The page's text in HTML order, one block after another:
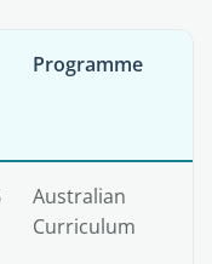
Programme
Australian
Curriculum